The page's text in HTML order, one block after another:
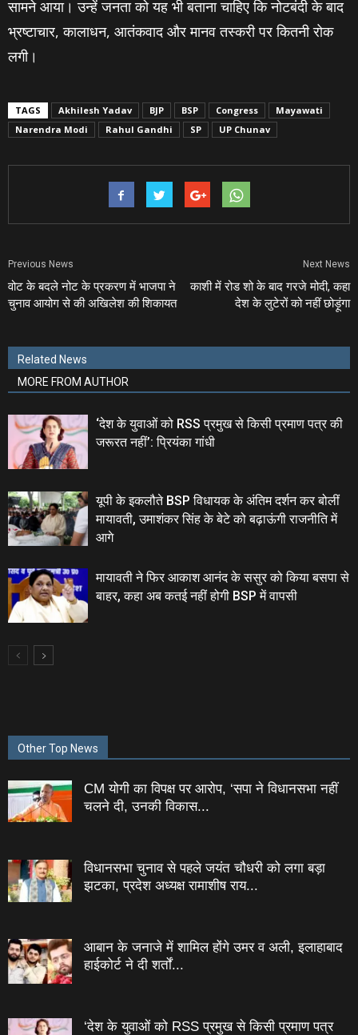
सामने आया। उन्‍हें जनता को यह भी बताना चाहिए कि नोटबंदी के बाद
भ्रष्टाचार, कालाधन, आतंकवाद और मानव तस्करी पर कितनी रोक
लगी।
TAGS Akhilesh Yadav BJP BSP Congress
Mayawati
Narendra Modi
Rahul Gandhi SP UP Chunav
Previous News
वोट के बदले नोट के प्रकरण में भाजपा ने
चुनाव आयोग से की अखिलेश की शिकायत
Next News
काशी में रोड शो के बाद गरजे मोदी, कहा
देश के लुटेरों को नहीं छोड़ूंगा
Related News
MORE FROM AUTHOR
‘देश के युवाओं को RSS प्रमुख से किसी प्रमाण पत्र की
जरूरत नहीं’: प्रियंका गांधी
यूपी के इकलौते BSP विधायक के अंतिम दर्शन कर बोलीं
मायावती, उमाशंकर सिंह के बेटे को बढ़ाऊंगी राजनीति में
आगे
मायावती ने फिर आकाश आनंद के ससुर को किया बसपा से
बाहर, कहा अब कतई नहीं होगी BSP में वापसी
Other Top News
CM योगी का विपक्ष पर आरोप, ‘सपा ने विधानसभा नहीं
चलने दी, उनकी विकास...
विधानसभा चुनाव से पहले जयंत चौधरी को लगा बड़ा
झटका, प्रदेश अध्यक्ष रामाशीष राय...
आबान के जनाजे में शामिल होंगे उमर व अली, इलाहाबाद
हाईकोर्ट ने दी शर्तों...
‘देश के युवाओं को RSS प्रमुख से किसी प्रमाण पत्र